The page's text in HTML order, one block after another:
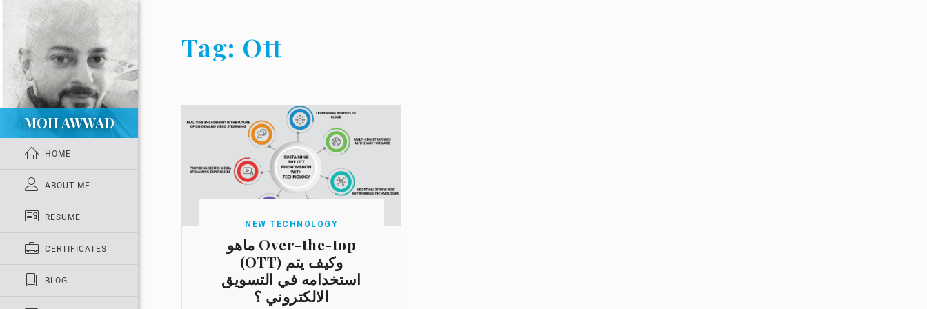
MOH AWWAD
HOME
ABOUT ME
RESUME
CERTIFICATES
BLOG
Tag: Ott
NEW TECHNOLOGY
ماهو Over-the-top
(OTT) وكيف يتم
استخدامه في التسويق
الالكتروني ؟